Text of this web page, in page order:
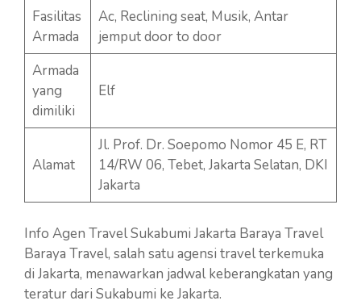
Fasilitas
Armada
Ac, Reclining seat, Musik, Antar
jemput door to door
Armada
yang
dimiliki
Elf
Alamat
Jl. Prof. Dr. Soepomo Nomor 45 E, RT
14/RW 06, Tebet, Jakarta Selatan, DKI
Jakarta
Info Agen Travel Sukabumi Jakarta Baraya Travel
Baraya Travel, salah satu agensi travel terkemuka
di Jakarta, menawarkan jadwal keberangkatan yang
teratur dari Sukabumi ke Jakarta.